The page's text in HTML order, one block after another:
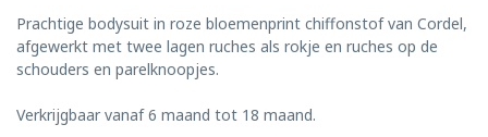
Prachtige bodysuit in roze bloemenprint chiffonstof van Cordel,
afgewerkt met twee lagen ruches als rokje en ruches op de
schouders en parelknoopjes.
Verkrijgbaar vanaf 6 maand tot 18 maand.